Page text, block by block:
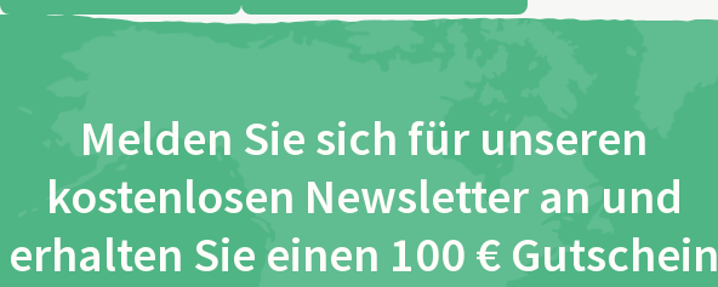
Melden Sie sich für unseren
kostenlosen Newsletter an und
erhalten Sie einen 100 € Gutschein